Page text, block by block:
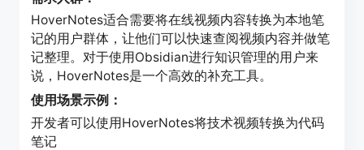
HoverNotes适合需要将在线视频内容转换为本地笔
记的用户群体，让他们可以快速查阅视频内容并做笔
记整理。对于使用Obsidian进行知识管理的用户来
说，HoverNotes是一个高效的补充工具。
使用场景示例：
开发者可以使用HoverNotes将技术视频转换为代码
笔记